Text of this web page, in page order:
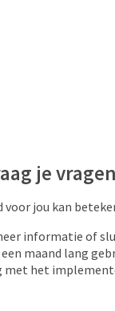
je vragen
jou kan
informatie of
maand lang
met het